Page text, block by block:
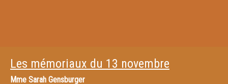
Les mémoriaux du 13 novembre
Mme Sarah Gensburger